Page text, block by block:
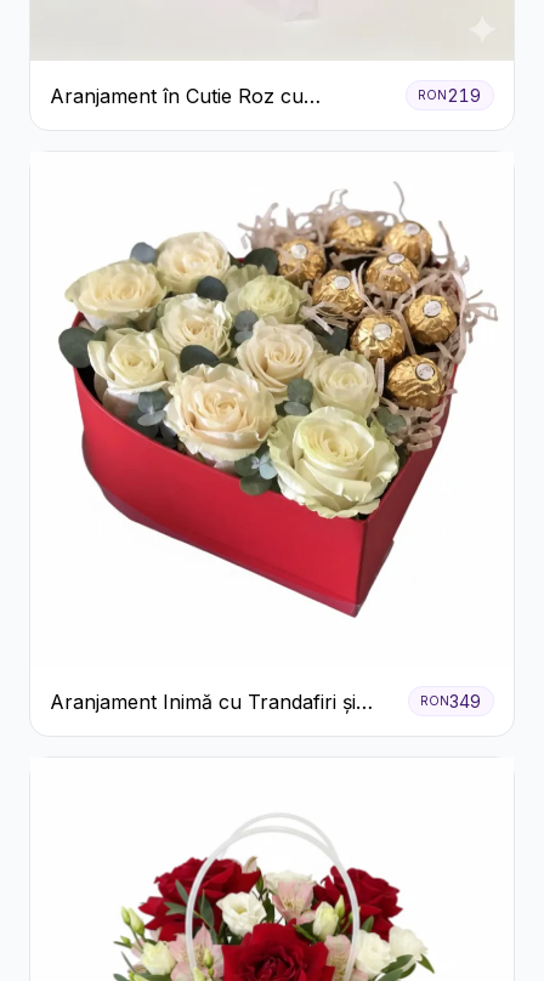
Aranjament în Cutie Roz cu
Crizanteme Albe și Lila
RON219
Aranjament Inimă cu Trandafiri și
Praline Ferrero
RON349